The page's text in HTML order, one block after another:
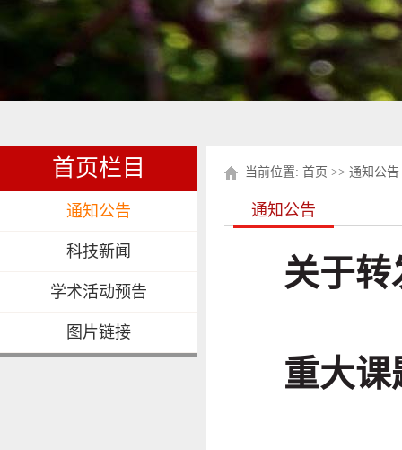
首页栏目
通知公告
科技新闻
学术活动预告
图片链接
当前位置: 首页 >> 通知公告
通知公告
关于转
重大